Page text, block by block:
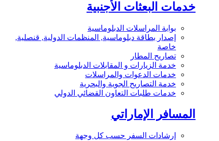
خدمات البعثات الأجنبية
بوابة المراسلات الدبلوماسية
إصدار بطاقة دبلوماسية, المنظمات الدولية, قنصلية,
خاصة
تصاريح المطار
خدمة الزيارات و المقابلات الدبلوماسية
خدمات الدعوات والمراسلات
خدمة التصاريح الجوية والبحرية
خدمات طلبات التعاون القضائي الدولي
المسافر الإماراتي
إرشادات السفر حسب كل وجهة